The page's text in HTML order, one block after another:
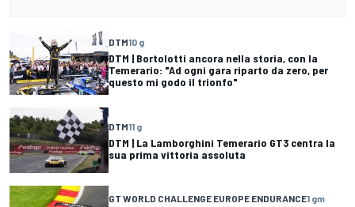
DTM10 g
DTM | Bortolotti ancora nella storia, con la
Temerario: "Ad ogni gara riparto da zero, per
questo mi godo il trionfo"
DTM11 g
DTM | La Lamborghini Temerario GT3 centra la
sua prima vittoria assoluta
GT WORLD CHALLENGE EUROPE ENDURANCE1 gm